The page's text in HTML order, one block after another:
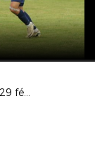
Interdistricts U13 - 28 et 29 février 2024